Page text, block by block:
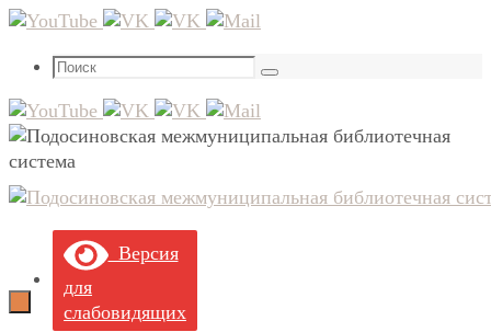
Перейти
содержимому
Что
Поиск
Версия
для
слабовидящих